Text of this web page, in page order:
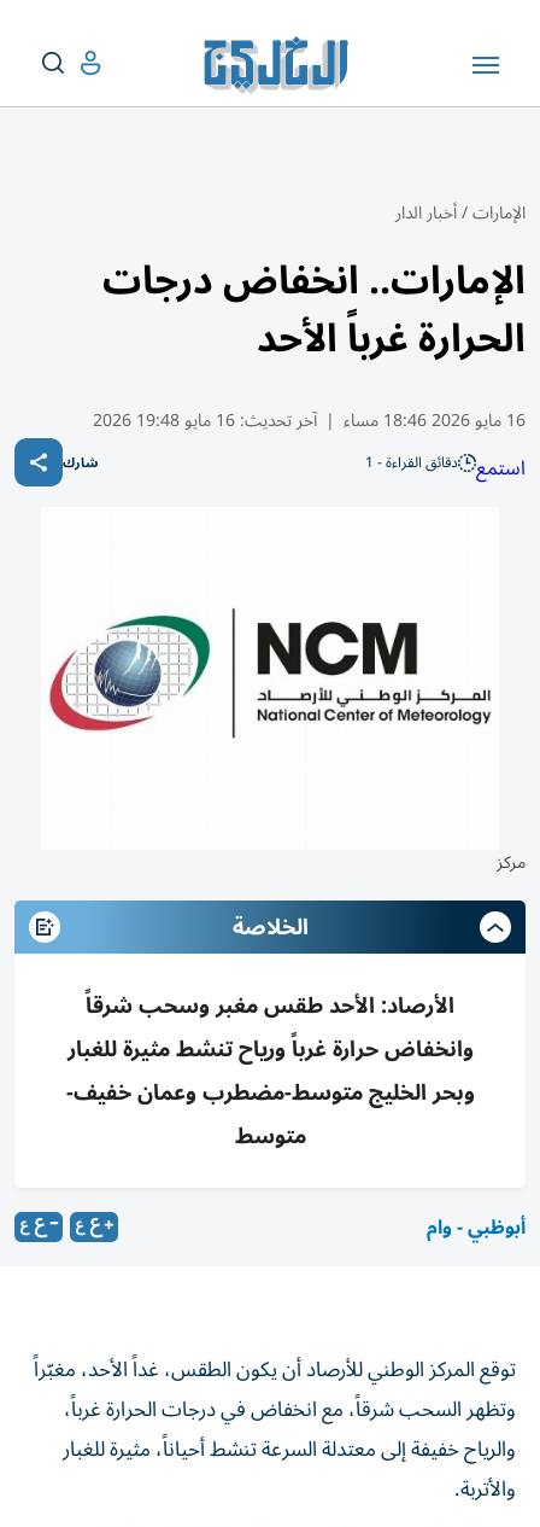
الإمارات/أخبار الدار
الإمارات.. انخفاض درجات
الحرارة غرباً الأحد
16 مايو 2026 18:46 مساء | آخر تحديث:16 مايو 19:48 2026
استمع دقائق القراءة - 1 شارك
مركز
الخلاصة
الأرصاد: الأحد طقس مغبر وسحب شرقاً
وانخفاض حرارة غرباً ورياح تنشط مثيرة للغبار
وبحر الخليج متوسط-مضطرب وعمان خفيف-
متوسط
أبوظبي - وام
توقع المركز الوطني للأرصاد أن يكون الطقس، غداً الأحد، مغبّراً
وتظهر السحب شرقاً، مع انخفاض في درجات الحرارة غرباً،
والرياح خفيفة إلى معتدلة السرعة تنشط أحياناً، مثيرة للغبار
والأتربة.